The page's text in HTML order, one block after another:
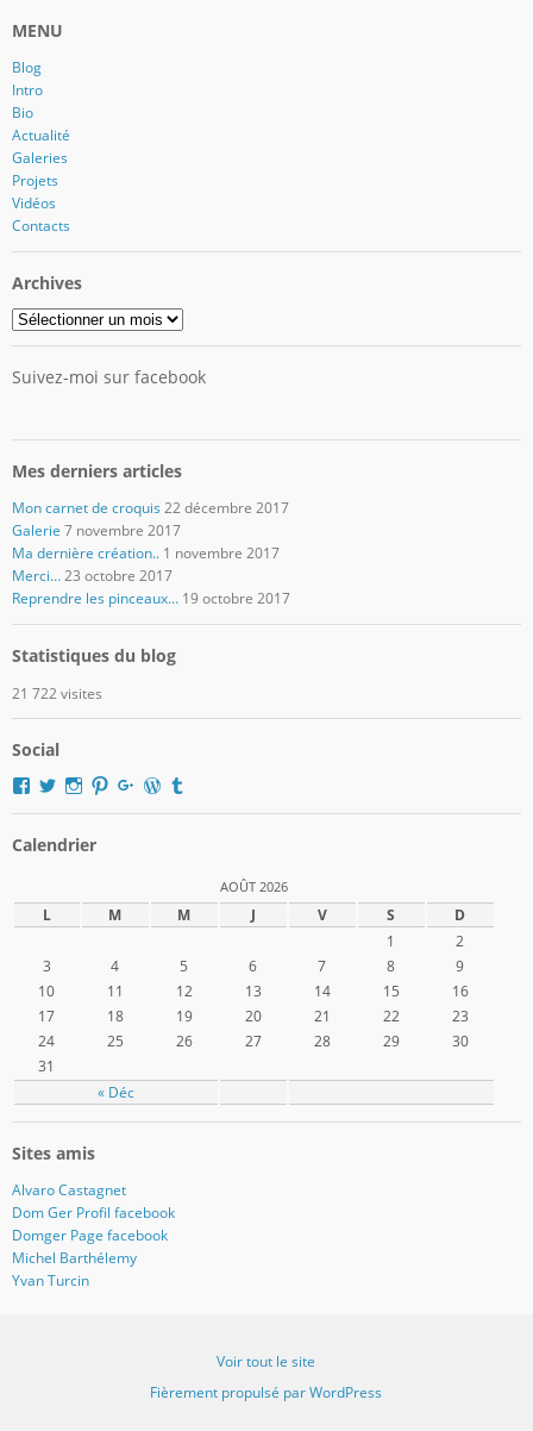
MENU
Blog
Intro
Bio
Actualité
Galeries
Projets
Vidéos
Contacts
Archives
Archives
Suivez-moi sur facebook
Mes derniers articles
Mon carnet de croquis 22 décembre 2017
Galerie 7 novembre 2017
Ma dernière création.. 1 novembre 2017
Merci… 23 octobre 2017
Reprendre les pinceaux… 19 octobre 2017
Statistiques du blog
21 722 visites
Social
Voir
de
Facebook
Voir
de
Twitter
Voir
de
Instagram
Voir
Pinterest
Voir
Google+
Voir
WordPress.org
Tumblr
Calendrier
AOÛT 2026
L M M J V S D
« Déc
1
2
3
4 5 6 7 8
9
10
11 12 13 14 15
16
17
18 19 20 21 22
23
24
25 26 27 28 29
30
31
Sites amis
Alvaro Castagnet
Dom Ger Profil facebook
Domger Page facebook
Michel Barthélemy
Yvan Turcin
Voir tout le site
Fièrement propulsé par WordPress